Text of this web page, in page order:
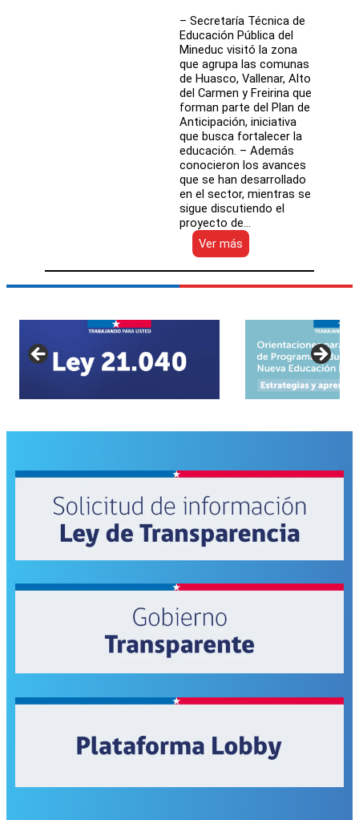
– Secretaría Técnica de
Educación Pública del
Mineduc visitó la zona
que agrupa las comunas
de Huasco, Vallenar, Alto
del Carmen y Freirina que
forman parte del Plan de
Anticipación, iniciativa
que busca fortalecer la
educación. – Además
conocieron los avances
que se han desarrollado
en el sector, mientras se
sigue discutiendo el
proyecto de…
Ver más
Territorio
Huasco
organiza
directores
Educación
Pública